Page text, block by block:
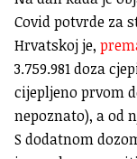
Covid potvrde za
Hrvatskoj je,
3.759.981 doza
cijepljeno prvom
nepoznato), a od
S dodatnom